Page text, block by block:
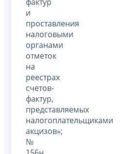
и
проставления
налоговыми
органами
отметок
на
реестрах
счетов-
фактур,
представляемых
налогоплательщиками
акцизов»;
№